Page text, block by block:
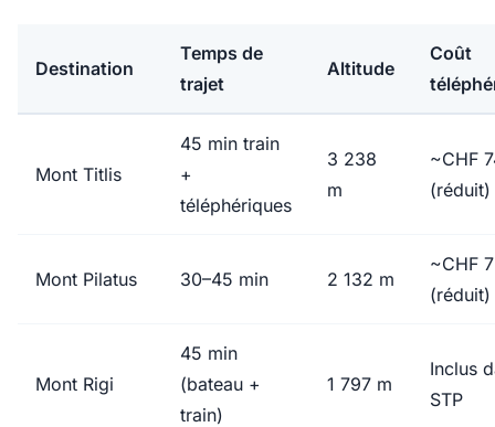
Destination
Temps de
trajet
Altitude
Coût
Mont Titlis
45 min train
+
téléphériques
3 238
m
~CHF
(réduit)
Mont Pilatus 30–45 min 2 132 m
~CHF
(réduit)
Mont Rigi
45 min
(bateau +
train)
1 797 m
Inclus
STP